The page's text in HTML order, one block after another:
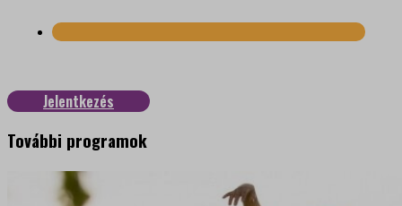
Jelentkezés
További programok